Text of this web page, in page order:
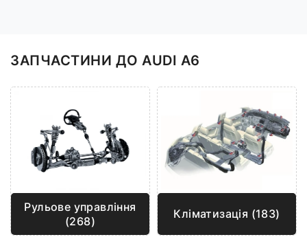
ЗАПЧАСТИНИ ДО AUDI A6
Рульове управління
(268)
Кліматизація (183)